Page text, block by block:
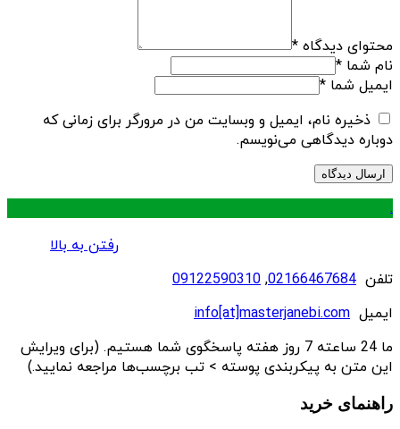
محتوای دیدگاه *
نام شما *
ایمیل شما *
ذخیره نام، ایمیل و وبسایت من در مرورگر برای زمانی که
دوباره دیدگاهی می‌نویسم.
.
رفتن به بالا
تلفن 02166467684
,
09122590310
ایمیل info[at]masterjanebi.com
ما 24 ساعته 7 روز هفته پاسخگوی شما هستیم. (برای ویرایش
این متن به پیکربندی پوسته > تب برچسب‌ها مراجعه نمایید.)
راهنمای خرید